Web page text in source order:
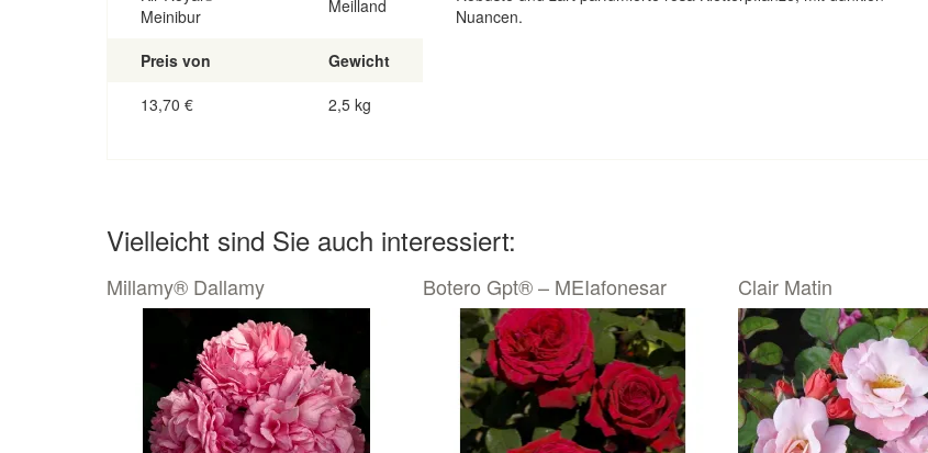
Meinibur
Meilland
Nuancen.
Preis von
Gewicht
13,70 € 2,5 kg
Vielleicht sind Sie auch interessiert:
Millamy® Dallamy Botero Gpt® – MEIafonesar Clair Matin